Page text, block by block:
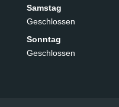
Samstag
Geschlossen
Sonntag
Geschlossen